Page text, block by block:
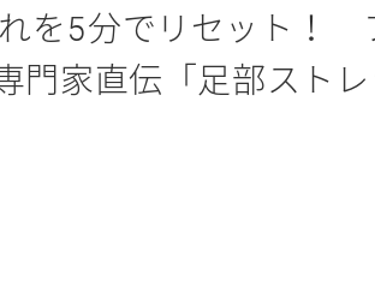
を5分でリセット！
門家直伝「足部ストレ